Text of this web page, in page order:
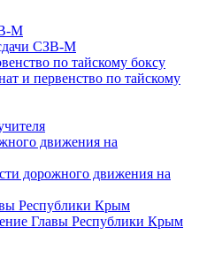
СЗВ-М
и первенство по тайскому
дорожного движения на
Главы Республики Крым